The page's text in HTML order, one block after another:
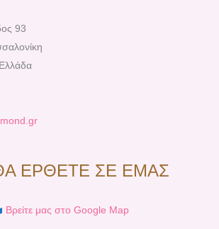
93
ΕΡΘΕΤΕ ΣΕ ΕΜΑΣ
Βρείτε μας στο Google Map